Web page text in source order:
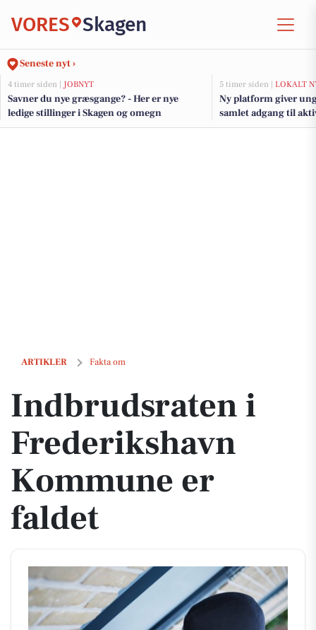
VORES Skagen
Seneste nyt ›
4 timer siden | JOBNYT
Savner du nye græsgange? - Her er nye
ledige stillinger i Skagen og omegn
5 timer siden | LOKALT
Ny platform giver
samlet adgang til
jobs
ARTIKLER Fakta om
Indbrudsraten i Frederikshavn Kommune er faldet
Indbrudsraten i
Frederikshavn
Kommune er
faldet